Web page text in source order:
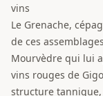
vins
Le Grenache,
de ces
Mourvèdre qui lui
vins rouges de
structure